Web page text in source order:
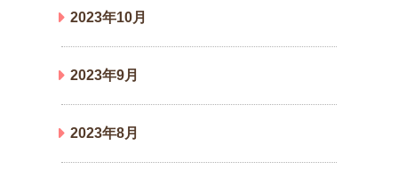
2023年10月
2023年9月
2023年8月